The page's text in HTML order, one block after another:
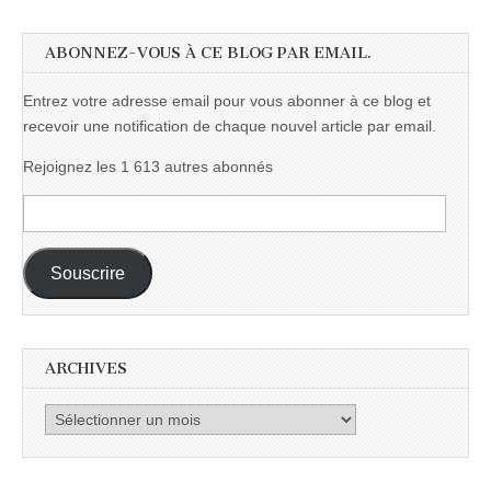
ABONNEZ-VOUS À CE BLOG PAR EMAIL.
Entrez votre adresse email pour vous abonner à ce blog et
recevoir une notification de chaque nouvel article par email.
Rejoignez les 1 613 autres abonnés
e-
mail :
Souscrire
ARCHIVES
Archives